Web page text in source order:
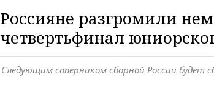
Россияне разгромили
четвертьфинал
Следующим соперником сборной России будет